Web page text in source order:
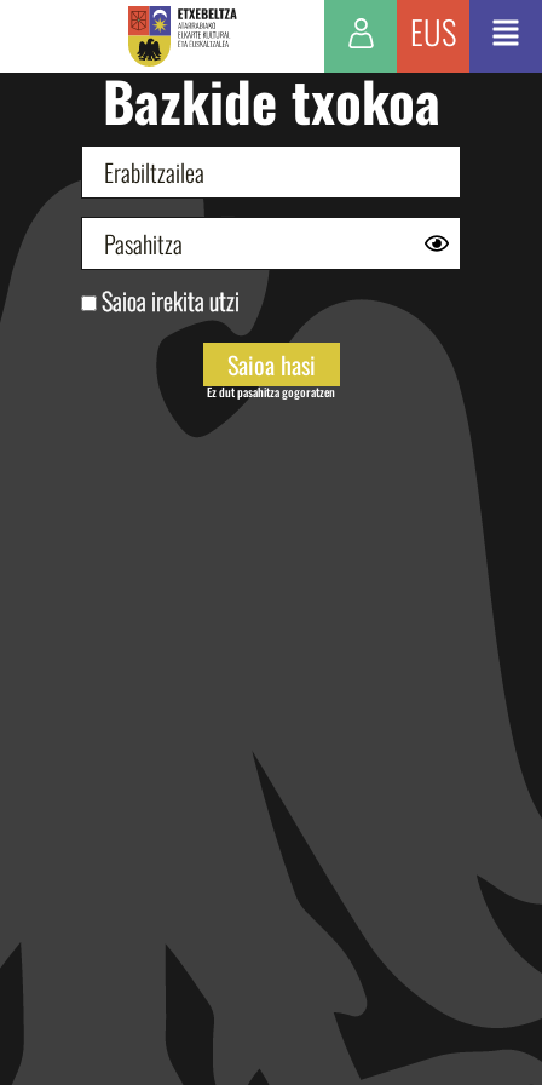
EUS
Bazkide txokoa
Saioa irekita utzi
Ez dut pasahitza gogoratzen